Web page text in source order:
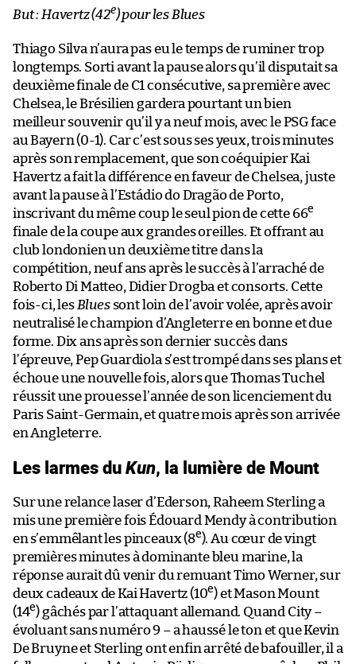
But : Havertz (42e) pour les Blues
Thiago Silva n’aura pas eu le temps de ruminer trop
longtemps. Sorti avant la pause alors qu’il disputait sa
deuxième finale de C1 consécutive, sa première avec
Chelsea, le Brésilien gardera pourtant un bien
meilleur souvenir qu’il y a neuf mois, avec le PSG face
au Bayern (0-1). Car c’est sous ses yeux, trois minutes
après son remplacement, que son coéquipier Kai
Havertz a fait la différence en faveur de Chelsea, juste
avant la pause à l’Estádio do Dragão de Porto,
inscrivant du même coup le seul pion de cette 66e
finale de la coupe aux grandes oreilles. Et offrant au
club londonien un deuxième titre dans la
compétition, neuf ans après le succès à l’arraché de
Roberto Di Matteo, Didier Drogba et consorts. Cette
fois-ci, les Bluessont loin de l’avoir volée, après avoir
neutralisé le champion d’Angleterre en bonne et due
forme. Dix ans après son dernier succès dans
l’épreuve, Pep Guardiola s’est trompé dans ses plans et
échoue une nouvelle fois, alors que Thomas Tuchel
réussit une prouesse l’année de son licenciement du
Paris Saint-Germain, et quatre mois après son arrivée
en Angleterre.
Les larmes duKun, la lumière de Mount
Sur une relance laser d’Ederson, Raheem Sterling a
mis une première fois Édouard Mendy à contribution
en s’emmêlant les pinceaux (8e). Au cœur de vingt
premières minutes à dominante bleu marine, la
réponse aurait dû venir du remuant Timo Werner, sur
deux cadeaux de Kai Havertz (10e) et Mason Mount
(14e) gâchés par l’attaquant allemand. Quand City –
évoluant sans numéro 9 – a haussé le ton et que Kevin
De Bruyne et Sterling ont enfin arrêté de bafouiller, il a